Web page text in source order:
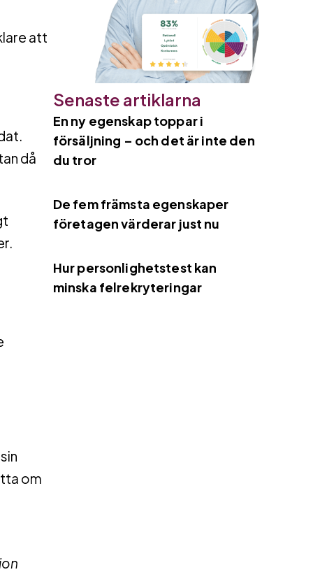
att
då
om
Senaste artiklarna
En ny egenskap toppar i
försäljning – och det är inte den
du tror
De fem främsta egenskaper
företagen värderar just nu
Hur personlighetstest kan
minska felrekryteringar